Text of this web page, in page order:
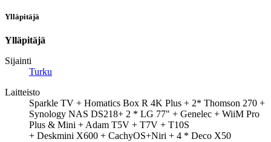
Ylläpitäjä
Ylläpitäjä
Sijainti
Turku
Laitteisto
Sparkle TV + Homatics Box R 4K Plus + 2* Thomson 270 +
Synology NAS DS218+ 2 * LG 77" + Genelec + WiiM Pro
Plus & Mini + Adam T5V + T7V + T10S
+ Deskmini X600 + CachyOS+Niri + 4 * Deco X50